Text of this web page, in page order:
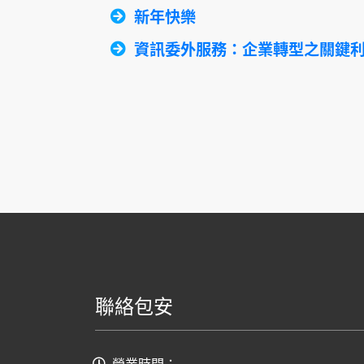
新年快樂
資訊委外服務：企業轉型之關鍵
聯絡包安